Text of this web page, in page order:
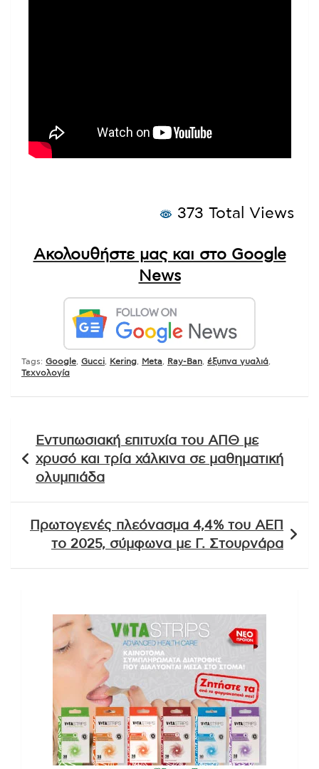
373 Total Views
Ακολουθήστε μας και στο Google
News
Tags: Google Gucci Kering Meta Ray-Ban έξυπνα γυαλιά
Τεχνολογία
άρθρων
Εντυπωσιακή επιτυχία του ΑΠΘ με
χρυσό και τρία χάλκινα σε μαθηματική
ολυμπιάδα
Πρωτογενές πλεόνασμα 4,4% του ΑΕΠ
το 2025, σύμφωνα με Γ. Στουρνάρα